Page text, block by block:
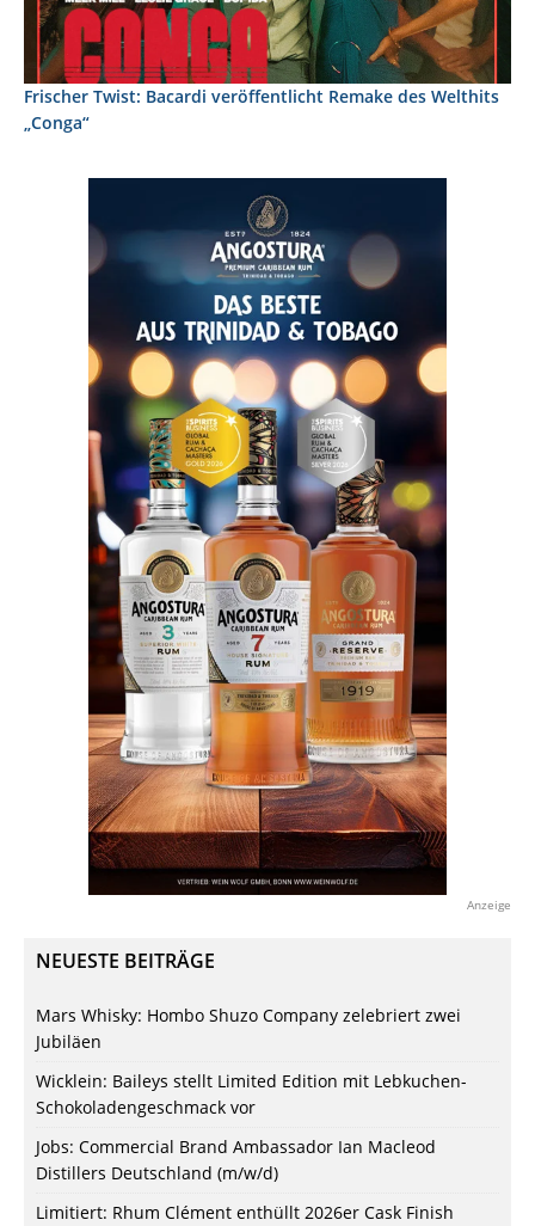
Frischer Twist: Bacardi veröffentlicht Remake des Welthits
„Conga“
Anzeige
NEUESTE BEITRÄGE
Mars Whisky: Hombo Shuzo Company zelebriert zwei
Jubiläen
Wicklein: Baileys stellt Limited Edition mit Lebkuchen-
Schokoladengeschmack vor
Jobs: Commercial Brand Ambassador Ian Macleod
Distillers Deutschland (m/w/d)
Limitiert: Rhum Clément enthüllt 2026er Cask Finish